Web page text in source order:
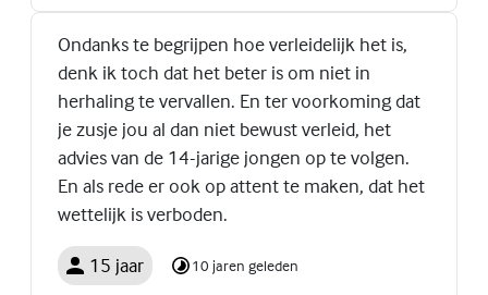
Ondanks te begrijpen hoe verleidelijk het is,
denk ik toch dat het beter is om niet in
herhaling te vervallen. En ter voorkoming dat
je zusje jou al dan niet bewust verleid, het
advies van de 14-jarige jongen op te volgen.
En als rede er ook op attent te maken, dat het
wettelijk is verboden.
15 jaar 10 jaren geleden